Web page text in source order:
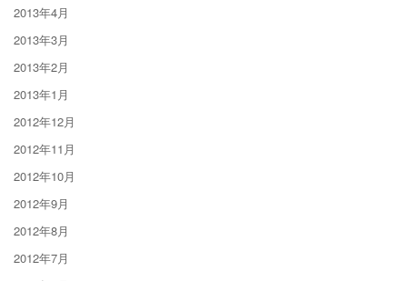
2013年4月
2013年3月
2013年2月
2013年1月
2012年12月
2012年11月
2012年10月
2012年9月
2012年8月
2012年7月